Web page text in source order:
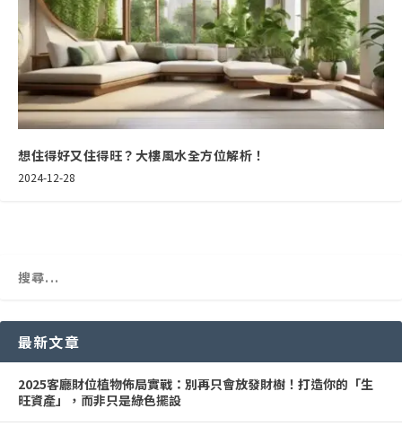
想住得好又住得旺？大樓風水全方位解析！
2024-12-28
最新文章
2025客廳財位植物佈局實戰：別再只會放發財樹！打造你的「生
旺資產」，而非只是綠色擺設